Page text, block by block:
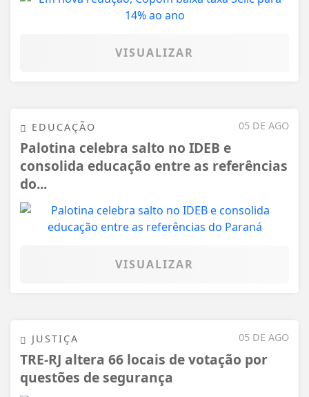
VISUALIZAR
05 DE AGO
EDUCAÇÃO
Palotina celebra salto no IDEB e
consolida educação entre as referências
do...
VISUALIZAR
05 DE AGO
JUSTIÇA
TRE-RJ altera 66 locais de votação por
questões de segurança